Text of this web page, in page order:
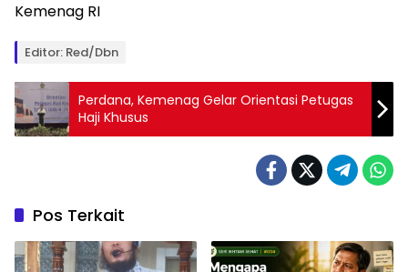
Kemenag RI
Editor: Red/dbn
Perdana, Kemenag Gelar Orientasi Petugas
Haji Khusus
Pos Terkait